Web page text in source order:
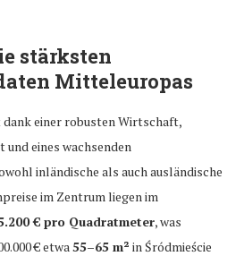
stärksten
Mitteleuropas
einer robusten Wirtschaft,
eines wachsenden
inländische als auch ausländische
im Zentrum liegen im
€ pro Quadratmeter, was
€ etwa 55–65 m² in Śródmieście